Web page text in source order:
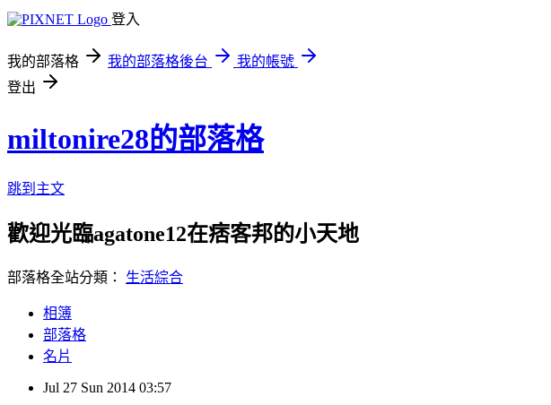
登入
我的部落格 我的部落格後台
我的帳號
登出
miltonire28的部落格
跳到主文
歡迎光臨agatone12在痞客邦的小天地
部落格全站分類： 生活綜合
相簿
部落格
名片
Jul 27 Sun 2014 03:57